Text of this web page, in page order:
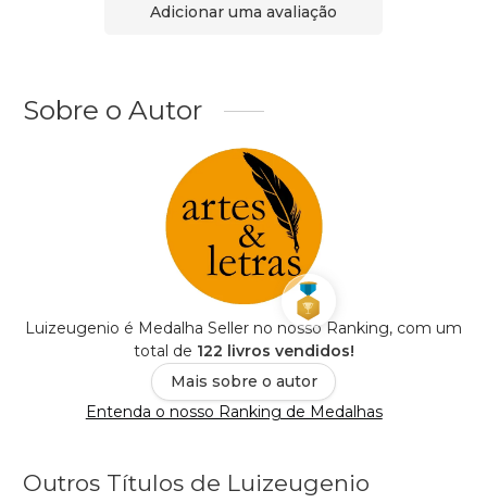
Adicionar uma avaliação
Sobre o Autor
Luizeugenio é Medalha Seller no nosso Ranking, com um
total de 122 livros vendidos!
Mais sobre o autor
Entenda o nosso Ranking de Medalhas
Outros Títulos de Luizeugenio